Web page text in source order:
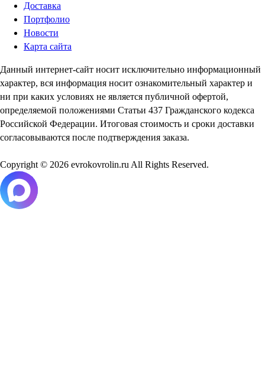
Доставка
Портфолио
Новости
Карта сайта
Данный интернет-сайт носит исключительно информационный
характер, вся информация носит ознакомительный характер и
ни при каких условиях не является публичной офертой,
определяемой положениями Статьи 437 Гражданского кодекса
Российской Федерации. Итоговая стоимость и сроки доставки
согласовываются после подтверждения заказа.
Copyright © 2026 evrokovrolin.ru All Rights Reserved.